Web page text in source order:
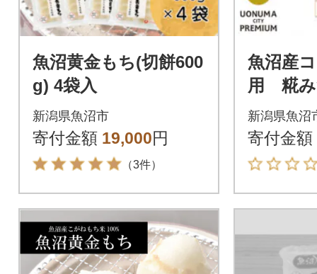
魚沼黄金もち(切餅600
g) 4袋入
新潟県魚沼市
寄付金額 19,000円
（3件）
魚沼産
用 糀
新潟県魚沼
寄付金額